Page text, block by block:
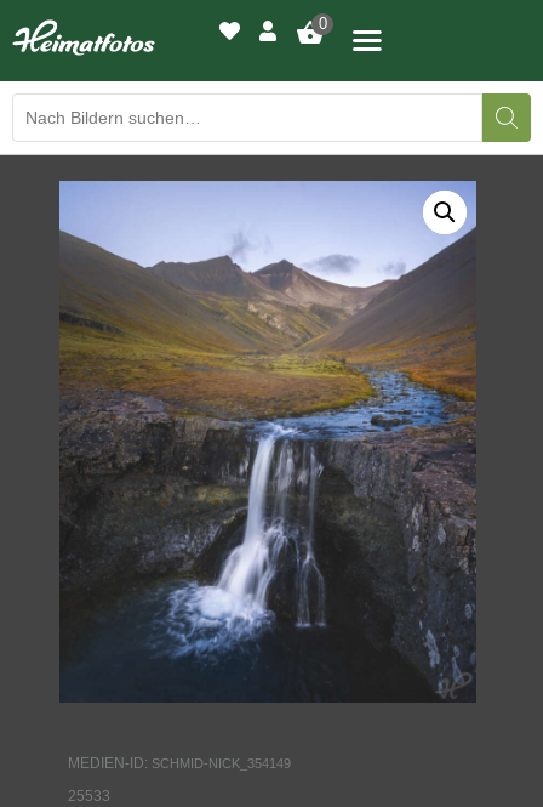
0
DRUCKQUALITÄTEN
LED-LEUCHTBILDER
WIR DRUCKEN IHR BILD
AUSSTELLUNGEN
HEIMATLICHTER
KONTAKT
MEDIEN-ID: SCHMID-NICK_354149
25533